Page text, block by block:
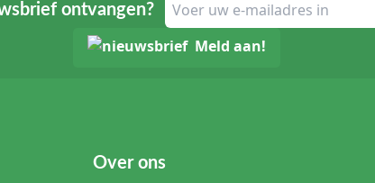
ontvangen?
Meld aan!
Over ons